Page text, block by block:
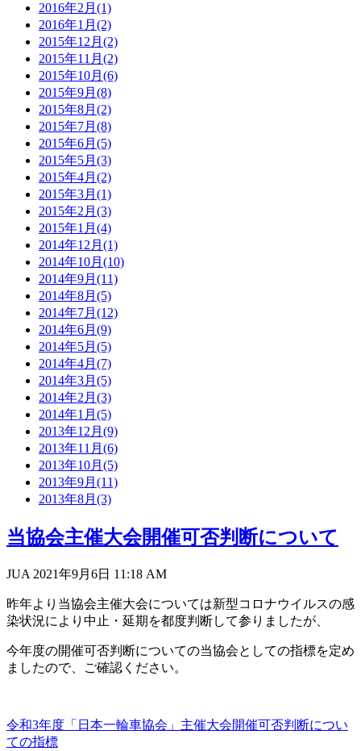
2016年2月(1)
2016年1月(2)
2015年12月(2)
2015年11月(2)
2015年10月(6)
2015年9月(8)
2015年8月(2)
2015年7月(8)
2015年6月(5)
2015年5月(3)
2015年4月(2)
2015年3月(1)
2015年2月(3)
2015年1月(4)
2014年12月(1)
2014年10月(10)
2014年9月(11)
2014年8月(5)
2014年7月(12)
2014年6月(9)
2014年5月(5)
2014年4月(7)
2014年3月(5)
2014年2月(3)
2014年1月(5)
2013年12月(9)
2013年11月(6)
2013年10月(5)
2013年9月(11)
2013年8月(3)
当協会主催大会開催可否判断について
JUA 2021年9月6日 11:18 AM
昨年より当協会主催大会については新型コロナウイルスの感
染状況により中止・延期を都度判断して参りましたが、
今年度の開催可否判断についての当協会としての指標を定め
ましたので、ご確認ください。
令和3年度「日本一輪車協会」主催大会開催可否判断につい
ての指標